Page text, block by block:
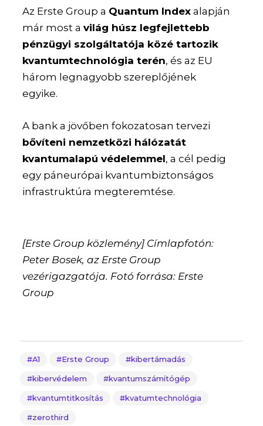
Az Erste Group a Quantum Index alapján
már most avilág húsz legfejlettebb
pénzügyi szolgáltatója közé tartozik
kvantumtechnológia terén, és az EU
három legnagyobb szereplőjének
egyike.
A bank a jövőben fokozatosan tervezi
bővíteni nemzetközi hálózatát
kvantumalapú védelemmel, a cél pedig
egy páneurópai kvantumbiztonságos
infrastruktúra megteremtése.
[Erste Group közlemény] Címlapfotón:
Peter Bosek, az Erste Group
vezérigazgatója. Fotó forrása: Erste
Group
A1 Erste Group kibertámadás
kibervédelem kvantumszámítógép
kvantumtitkosítás kvatumtechnológia
zerothird